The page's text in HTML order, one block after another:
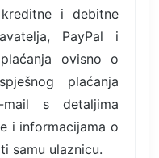
i debitne
PayPal i
ovisno o
plaćanja
s detaljima
i informacijama o
samu ulaznicu.